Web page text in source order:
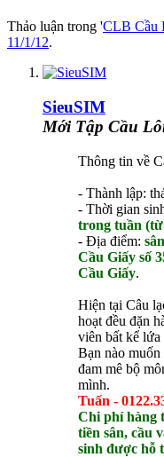
Thảo luận trong 'CLB Cầu
11/1/12.
SieuSIM
Mới Tập Cầu
Thông tin về
- Thành lập:
- Thời gian
trong tuần
- Địa điểm:
Cầu Giấy số
Cầu Giấy.
Hiện tại Câu
hoạt đều đặn
viên bất kể
Bạn nào
đam mê bộ
mình.
Tuấn -
Chi phí hàng
tiền sân, cầu
sinh được hỗ